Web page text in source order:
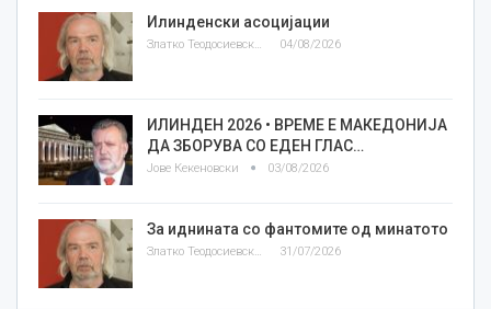
Илинденски асоцијации
Златко Теодосиевски 04/08/2026
ИЛИНДЕН 2026 • ВРЕМЕ Е МАКЕДОНИЈА
ДА ЗБОРУВА СО ЕДЕН ГЛАС…
Јове Кекеновски 03/08/2026
За иднината со фантомите од минатото
Златко Теодосиевски 31/07/2026